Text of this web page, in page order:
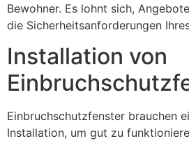
Bewohner. Es lohnt sich,
die Sicherheitsanforderungen
Installation von
Einbruchschutzfenster brauchen
Installation, um gut zu